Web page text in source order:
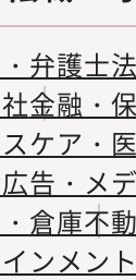
弁護士
金融・
ケア・
告・メ
倉庫不
ンメント